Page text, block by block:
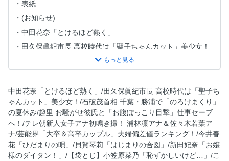
表紙
(お知らせ)
中田花奈「とけるほど熱く」
田久保眞紀市長 高校時代は「聖子ちゃんカット」美少女！
石破茂首相 千葉・勝浦で「のろけまくり」の夏休み
テレ朝新人女子アナ初鳴き撮！ 浦林凜アナ＆佐々木若葉ア
ナ
芸能界「大卒＆高卒カップル」夫婦偏差値ランキング！
「カレー店倒産ラッシュ」の裏！ 「原価は3年前の5割増
し…」
【連載】坂本冬美 モゴモゴ『紅白』1995年
中田花奈「とけるほど熱く」/田久保眞紀市長 高校時代は「聖子ち
ゃんカット」美少女！/石破茂首相 千葉・勝浦で「のろけまくり」
の夏休み/趣里 お騒がせ彼氏と「お腹ぽっこり目撃」仕事セーブ
へ！/テレ朝新人女子アナ初鳴き撮！ 浦林凜アナ＆佐々木若葉ア
ナ/芸能界「大卒＆高卒カップル」夫婦偏差値ランキング！/今井春
花「ひだまりの唄」/貝賀琴莉「はじまりの合図」/新田妃奈「お嬢
様のダイタン！」/【袋とじ】小笠原菜乃「恥ずかしいけど…」/こ